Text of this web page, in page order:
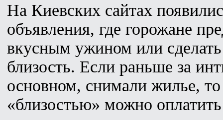
На Киевских сайтах
объявления, где горожане
вкусным ужином или
близость. Если раньше за
основном, снимали жилье, то
«близостью» можно